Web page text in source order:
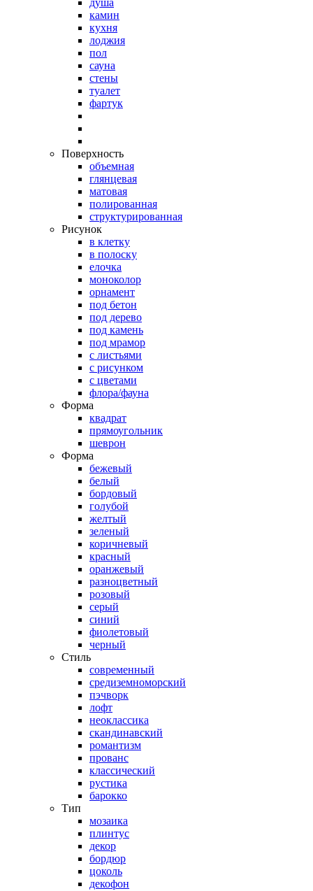
душа
камин
кухня
лоджия
пол
сауна
стены
туалет
фартук
Поверхность
объемная
глянцевая
матовая
полированная
структурированная
Рисунок
в клетку
в полоску
елочка
моноколор
орнамент
под бетон
под дерево
под камень
под мрамор
с листьями
с рисунком
с цветами
флора/фауна
Форма
квадрат
прямоугольник
шеврон
Форма
бежевый
белый
бордовый
голубой
желтый
зеленый
коричневый
красный
оранжевый
разноцветный
розовый
серый
синий
фиолетовый
черный
Стиль
современный
средиземноморский
пэчворк
лофт
неоклассика
скандинавский
романтизм
прованс
классический
рустика
барокко
Тип
мозаика
плинтус
декор
бордюр
цоколь
декофон